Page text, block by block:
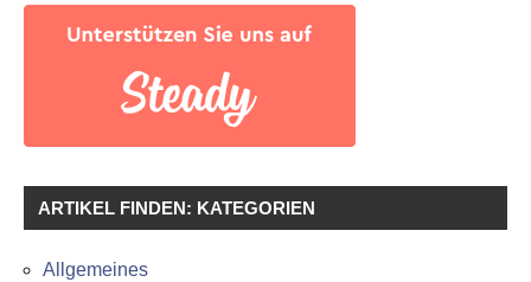
ARTIKEL FINDEN: KATEGORIEN
Allgemeines